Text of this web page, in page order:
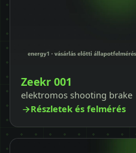
Zeekr 001
elektromos shooting brake
Részletek és felmérés